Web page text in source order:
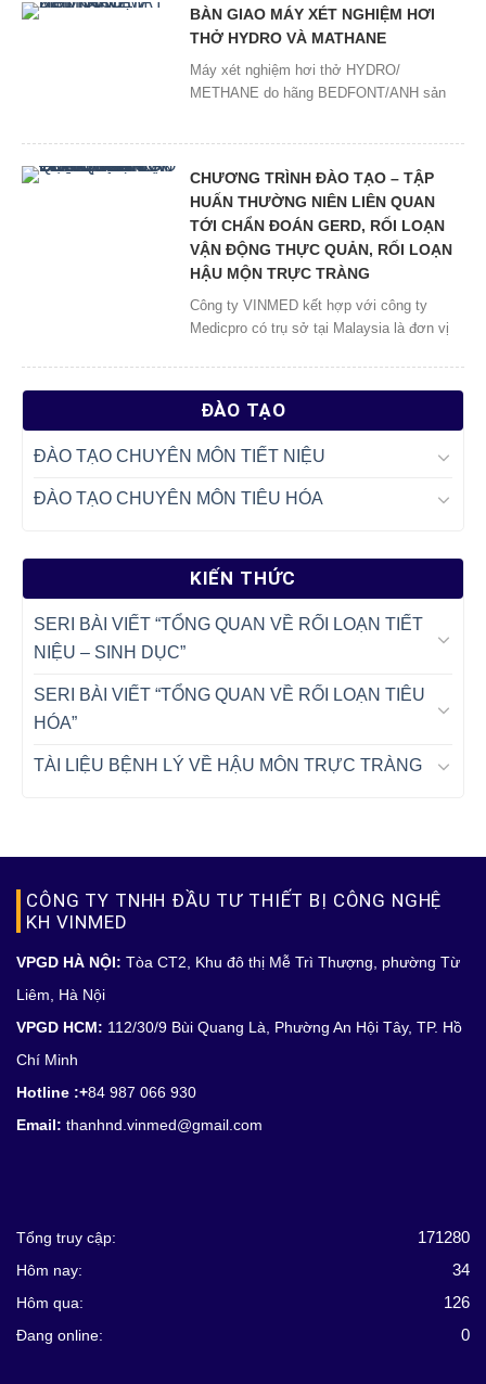
vận động thực quản (HRiM) và đo tính
thấm niêm mạc thực quản ( GERD,Non-
của hơn 50 giáo sư, […]
BÀN GIAO MÁY XÉT NGHIỆM HƠI
THỞ HYDRO VÀ MATHANE
Máy xét nghiệm hơi thở HYDRO/
METHANE do hãng BEDFONT/ANH sản
tháng 7 và tháng 8 năm 2023 Công ty
TNHH Đầu Tư Thiết Bị Công Nghệ Khoa
học Vinmed đã […]
CHƯƠNG TRÌNH ĐÀO TẠO – TẬP
HUẤN THƯỜNG NIÊN LIÊN QUAN
TỚI CHẨN ĐOÁN GERD, RỐI LOẠN
VẬN ĐỘNG THỰC QUẢN, RỐI LOẠN
HẬU MỘN TRỰC TRÀNG
Công ty VINMED kết hợp với công ty
Medicpro có trụ sở tại Malaysia là đơn vị
tạo thường niên liên quan tới “Theo dõi trào
ngược dạ dày thực quản 24h và Đo áp lực
thực quản, áp lực hậu […]
ĐÀO TẠO
ĐÀO TẠO CHUYÊN MÔN TIẾT NIỆU
ĐÀO TẠO CHUYÊN MÔN TIÊU HÓA
KIẾN THỨC
SERI BÀI VIẾT “TỔNG QUAN VỀ RỐI LOẠN TIẾT
NIỆU – SINH DỤC”
SERI BÀI VIẾT “TỔNG QUAN VỀ RỐI LOẠN TIÊU
HÓA”
TÀI LIỆU BỆNH LÝ VỀ HẬU MÔN TRỰC TRÀNG
CÔNG TY TNHH ĐẦU TƯ THIẾT BỊ CÔNG NGHỆ
KH VINMED
VPGD HÀ NỘI: Tòa CT2, Khu đô thị Mễ Trì Thượng, phường Từ
Liêm, Hà Nội
VPGD HCM: 112/30/9 Bùi Quang Là, Phường An Hội Tây, TP. Hồ
Chí Minh
Hotline :+84 987 066 930
Email: thanhnd.vinmed@gmail.com
171280
Tổng truy cập:
34
Hôm nay:
126
Hôm qua:
0
Đang online: